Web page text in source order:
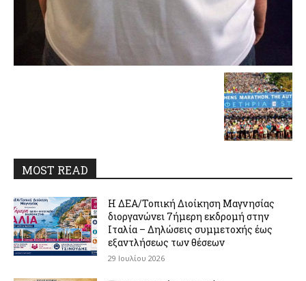
MOST READ
Η ΔΕΑ/Τοπική Διοίκηση Μαγνησίας
διοργανώνει 7ήμερη εκδρομή στην
Ιταλία – Δηλώσεις συμμετοχής έως
εξαντλήσεως των θέσεων
29 Ιουλίου 2026